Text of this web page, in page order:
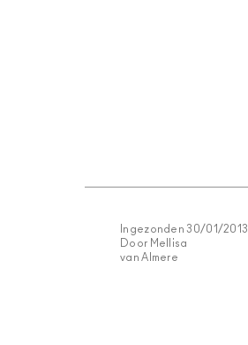
Ingezonden30/01/2013
Door Mellisa
van Almere